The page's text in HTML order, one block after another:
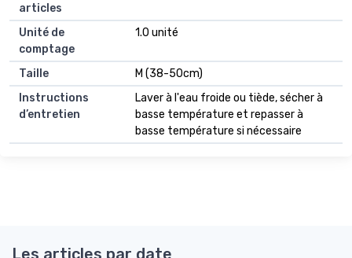
articles
Unité de
comptage
1.0 unité
Taille
M (38-50cm)
Instructions
d’entretien
Laver à l'eau froide ou tiède, sécher à
basse température et repasser à
basse température si nécessaire